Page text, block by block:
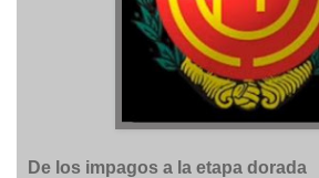
De los impagos a la etapa dorada